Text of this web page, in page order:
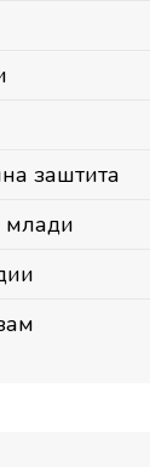
заштита
млади